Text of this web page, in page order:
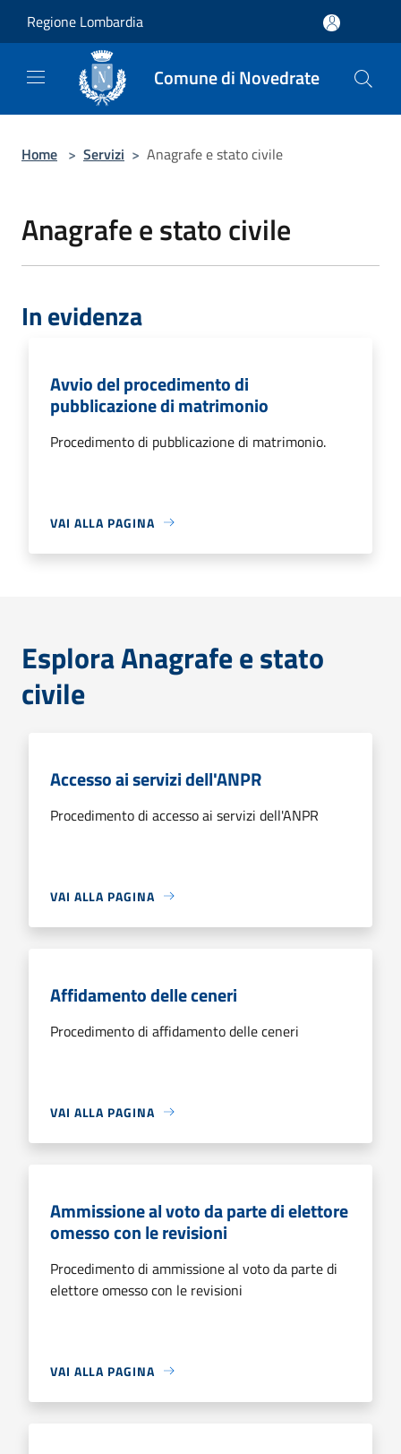
Regione Lombardia
Comune di Novedrate
Home > Servizi > Anagrafe e stato civile
Anagrafe e stato civile
In evidenza
Avvio del procedimento di
pubblicazione di matrimonio
Procedimento di pubblicazione di matrimonio.
VAI ALLA PAGINA
Esplora Anagrafe e stato
civile
Accesso ai servizi dell'ANPR
Procedimento di accesso ai servizi dell'ANPR
VAI ALLA PAGINA
Affidamento delle ceneri
Procedimento di affidamento delle ceneri
VAI ALLA PAGINA
Ammissione al voto da parte di elettore
omesso con le revisioni
Procedimento di ammissione al voto da parte di
elettore omesso con le revisioni
VAI ALLA PAGINA